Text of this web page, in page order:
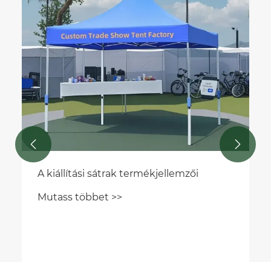
A kiállítási sátrak termékjellemzői
Mutass többet >>
 